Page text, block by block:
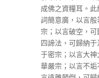
成佛之資糧耳。
詞簡意廣，以言
宗；以言破空，
四諦法，可歸納
于密宗；以言大
華嚴宗；以言不